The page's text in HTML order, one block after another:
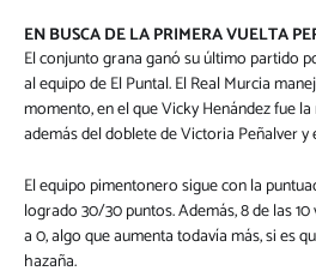
EN BUSCA DE LA PRIMERA VUELTA
El conjunto grana ganó su último partido
al equipo de El Puntal. El Real Murcia
momento, en el que Vicky Henández fue
además del doblete de Victoria Peñalver y
El equipo pimentonero sigue con la
logrado 30/30 puntos. Además, 8 de las
a 0, algo que aumenta todavía más, si es
hazaña.